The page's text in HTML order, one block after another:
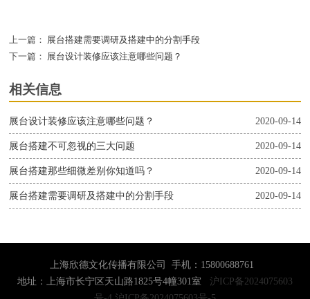
上一篇：
展台搭建需要调研及搭建中的分割手段
下一篇：
展台设计装修应该注意哪些问题？
相关信息
2020-09-14
展台设计装修应该注意哪些问题？
2020-09-14
展台搭建不可忽视的三大问题
2020-09-14
展台搭建那些细微差别你知道吗？
2020-09-14
展台搭建需要调研及搭建中的分割手段
上海欣德文化传播有限公司 手机：15800688761
地址：上海市长宁区天山路1825号4幢301室 沪ICP备2024075603